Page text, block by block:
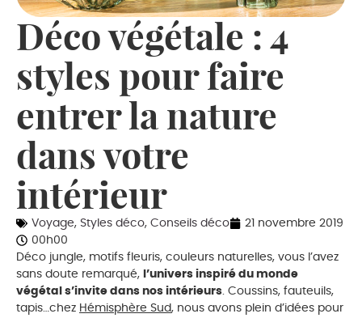
Déco végétale : 4
styles pour faire
entrer la nature
dans votre
intérieur
Voyage, Styles déco, Conseils déco
21 novembre 2019
00h00
Déco jungle, motifs fleuris, couleurs naturelles, vous l’avez
sans doute remarqué, l’univers inspiré du monde
végétal s’invite dans nos intérieurs . Coussins, fauteuils,
tapis…chez Hémisphère Sud, nous avons plein d’idées pour